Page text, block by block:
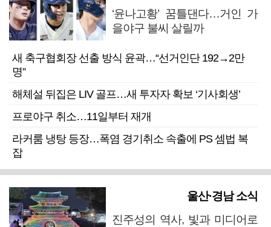
‘윤나고황’ 꿈틀댄다…거인 가
을야구 불씨 살릴까
새 축구협회장 선출 방식 윤곽…“선거인단 192→2만
명”
해체설 뒤집은 LIV 골프…새 투자자 확보 ‘기사회생’
프로야구 취소…11일부터 재개
라커룸 냉탕 등장…폭염 경기취소 속출에 PS 셈법 복
잡
울산·경남 소식
진주성의 역사, 빛과 미디어로